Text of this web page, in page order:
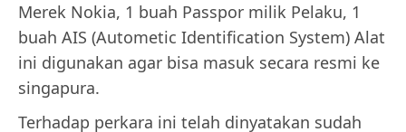
Merek Nokia, 1 buah Passpor milik Pelaku, 1
buah AIS (Autometic Identification System) Alat
ini digunakan agar bisa masuk secara resmi ke
singapura.
Terhadap perkara ini telah dinyatakan sudah